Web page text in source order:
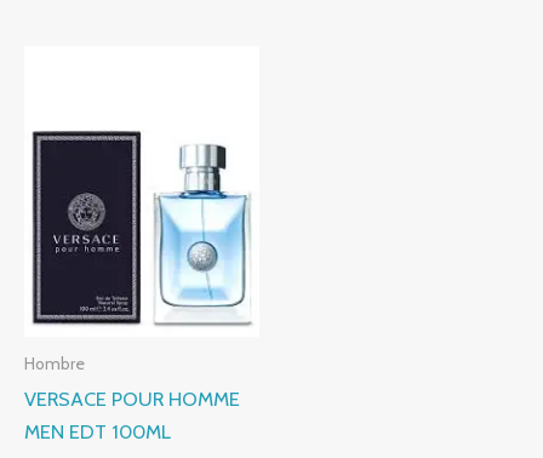
Hombre
VERSACE POUR HOMME
MEN EDT 100ML